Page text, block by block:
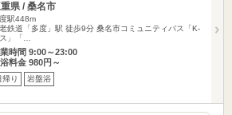
県 / 桑名市
駅448m
鉄道「多度」駅 徒歩9分 桑名市コミュニティバス「K-
」「…
時間 9:00～23:00
料金 980円～
帰り 岩盤浴